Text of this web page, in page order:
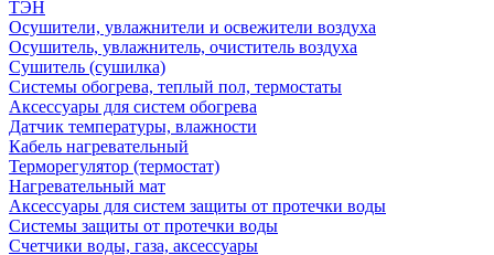
ТЭН
Осушители, увлажнители и освежители воздуха
Осушитель, увлажнитель, очиститель воздуха
Сушитель (сушилка)
Системы обогрева, теплый пол, термостаты
Аксессуары для систем обогрева
Датчик температуры, влажности
Кабель нагревательный
Терморегулятор (термостат)
Нагревательный мат
Аксессуары для систем защиты от протечки воды
Системы защиты от протечки воды
Счетчики воды, газа, аксессуары